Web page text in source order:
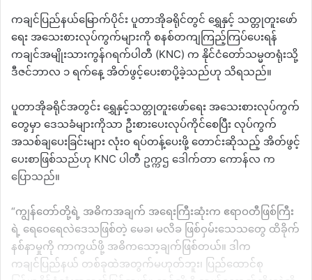
ကချင်ပြည်နယ်မြောက်ပိုင်း ပူတာအိုခရိုင်တွင် ရွှေနှင့် သတ္တုတူးဖော်
ရေး အသေးစားလုပ်ကွက်များကို စနစ်တကျကြည့်ကြပ်ပေးရန်
ကချင်အမျိုးသားကွန်ဂရက်ပါတီ (KNC) က နိုင်ငံတော်သမ္မတရုံးသို့
ဒီဇင်ဘာလ ၁ ရက်နေ့ အိတ်ဖွင့်ပေးစာပို့ခဲ့သည်ဟု သိရသည်။
ပူတာအိုခရိုင်အတွင်း ရွှေနှင့်သတ္တုတူးဖော်ရေး အသေးစားလုပ်ကွက်
တွေမှာ ဒေသခံများကိုသာ ဦးစားပေးလုပ်ကိုင်စေပြီး လုပ်ကွက်
အသစ်ချပေးခြင်းများ လုံး၀ ရပ်တန့်ပေးဖို့ တောင်းဆိုသည့် အိတ်ဖွင့်
ပေးစာဖြစ်သည်ဟု KNC ပါတီ ဥက္ကဌ ဒေါက်တာ ကောန်လ က
ပြောသည်။
“ကျွန်တော်တို့ရဲ့ အဓိကအချက် အရေးကြီးဆုံးက ဧရာဝတီဖြစ်ကြီး
ရဲ့ ရေဝေရေလဲဒေသဖြစ်တဲ့ မေခ၊ မလိခ ဖြစ်ဝှမ်းသေသတွေ ထိခိုက်
နစ်နာမှုကို ကာကွယ်ဖို့ အဓိကသော့ချက်ဖြစ်တယ်။ ဒါက
ကချင်ပြည်နယ် တစ်ခုထဲအတွက်မဟုတ်ဘူး၊ ပြည်ထောင်စု